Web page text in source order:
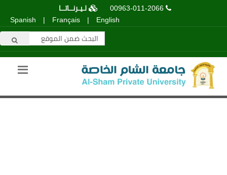
00963-011-2066
لـيـرنــاتــا
English
|
Français
|
Spanish